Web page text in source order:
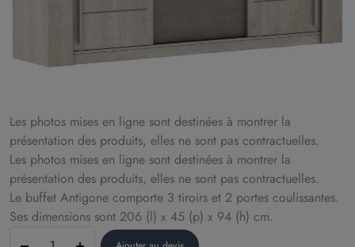
Les photos mises en ligne sont destinées à montrer la
présentation des produits, elles ne sont pas contractuelles.
Les photos mises en ligne sont destinées à montrer la
présentation des produits, elles ne sont pas contractuelles.
Le buffet Antigone comporte 3 tiroirs et 2 portes coulissantes.
Ses dimensions sont 206 (l) x 45 (p) x 94 (h) cm.